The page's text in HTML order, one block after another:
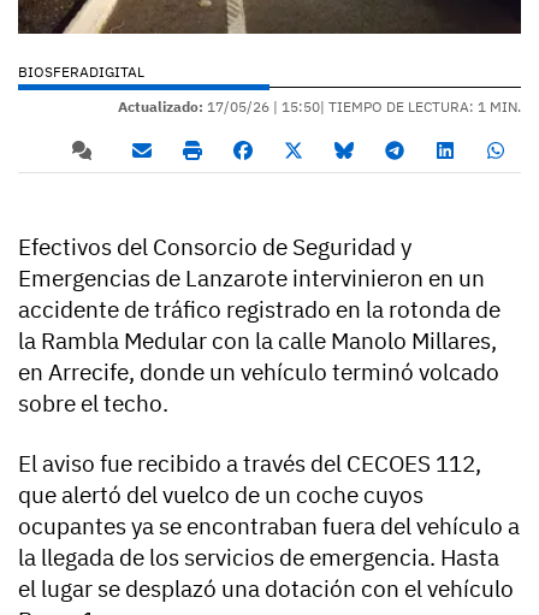
BIOSFERADIGITAL
Actualizado: 17/05/26 | 15:50| TIEMPO DE LECTURA: 1 MIN.
Efectivos del Consorcio de Seguridad y
Emergencias de Lanzarote intervinieron en un
accidente de tráfico registrado en la rotonda de
la Rambla Medular con la calle Manolo Millares,
en Arrecife, donde un vehículo terminó volcado
sobre el techo.
El aviso fue recibido a través del CECOES 112,
que alertó del vuelco de un coche cuyos
ocupantes ya se encontraban fuera del vehículo a
la llegada de los servicios de emergencia. Hasta
el lugar se desplazó una dotación con el vehículo